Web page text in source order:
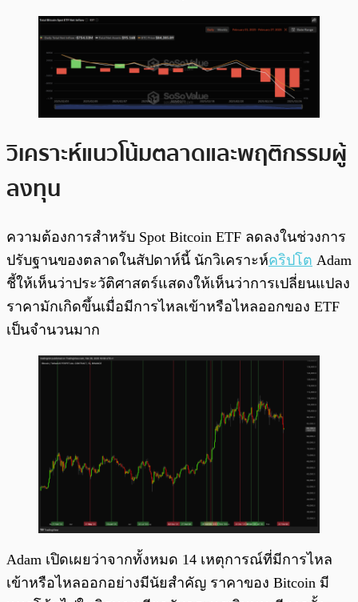
วิเคราะห์แนวโน้มตลาดและพฤติกรรมผู้
ลงทุน
ความต้องการสำหรับ Spot Bitcoin ETF ลดลงในช่วงการ
ปรับฐานของตลาดในสัปดาห์นี้ นักวิเคราะห์คริปโต Adam
ชี้ให้เห็นว่าประวัติศาสตร์แสดงให้เห็นว่าการเปลี่ยนแปลง
ราคามักเกิดขึ้นเมื่อมีการไหลเข้าหรือไหลออกของ ETF
เป็นจำนวนมาก
Adam เปิดเผยว่าจากทั้งหมด 14 เหตุการณ์ที่มีการไหล
เข้าหรือไหลออกอย่างมีนัยสำคัญ ราคาของ Bitcoin มี